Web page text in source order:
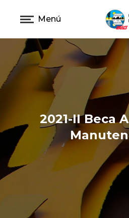
Menú
2021-II Beca